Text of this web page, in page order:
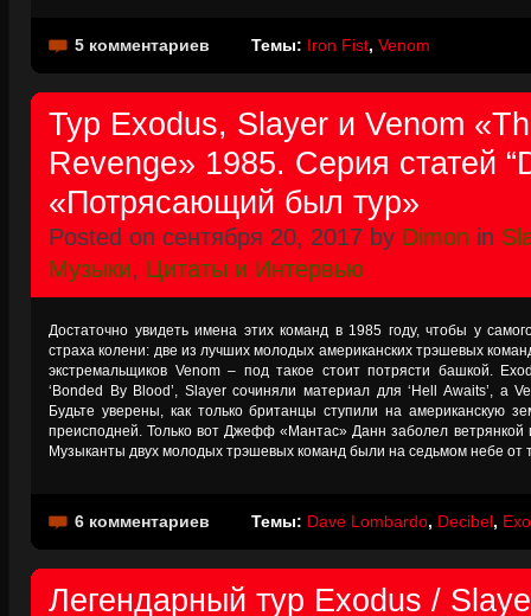
5 комментариев Темы: Iron Fist, Venom
Тур Exodus, Slayer и Venom
Revenge» 1985. Серия статей
«Потрясающий был тур»
Posted on сентября 20, 2017 by Dimon in
Музыки, Цитаты и Интервью
Достаточно увидеть имена этих команд в 1985 году, чтобы у
страха колени: две из лучших молодых американских трэшевых
экстремальщиков Venom – под такое стоит потрясти башкой.
‘Bonded By Blood’, Slayer сочиняли материал для ‘Hell Awaits’, а
Будьте уверены, как только британцы ступили на американскую
преисподней. Только вот Джефф «Мантас» Данн заболел ветрянкой
Музыканты двух молодых трэшевых команд были на седьмом небе от
6 комментариев Темы: Dave Lombardo, Decibel,
Легендарный тур Exodus /